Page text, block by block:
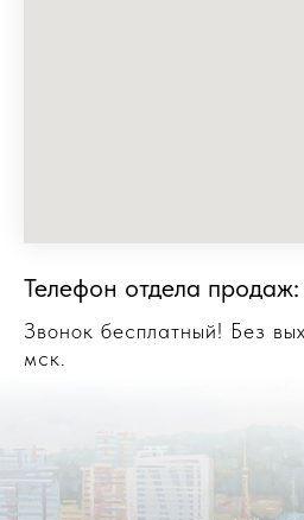
Телефон отдела продаж:
Звонок бесплатный! Без
мск.